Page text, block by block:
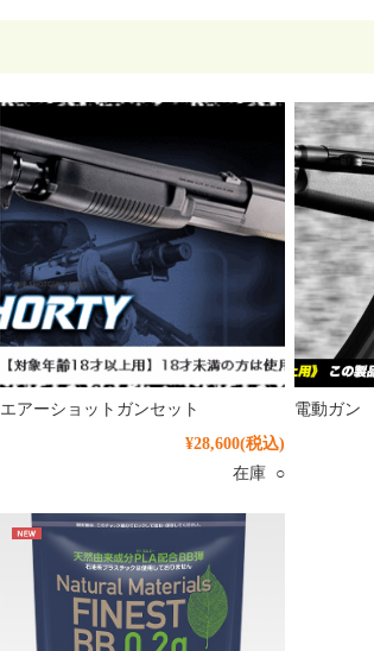
エアーショットガンセット
¥28,600(税込)
在庫 ○
電動ガン